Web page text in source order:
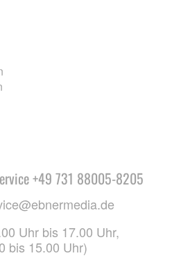
+49 731 88005-8205
Uhr bis 17.00 Uhr,
bis 15.00 Uhr)